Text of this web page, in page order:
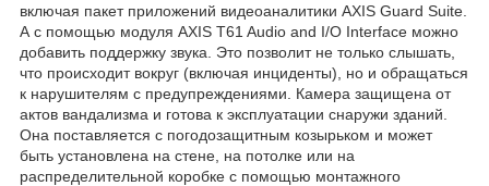
включая пакет приложений видеоаналитики AXIS Guard Suite.
А с помощью модуля AXIS T61 Audio and I/O Interface можно
добавить поддержку звука. Это позволит не только слышать,
что происходит вокруг (включая инциденты), но и обращаться
к нарушителям с предупреждениями. Камера защищена от
актов вандализма и готова к эксплуатации снаружи зданий.
Она поставляется с погодозащитным козырьком и может
быть установлена на стене, на потолке или на
распределительной коробке с помощью монтажного